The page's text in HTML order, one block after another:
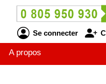
Se connecter
A propos